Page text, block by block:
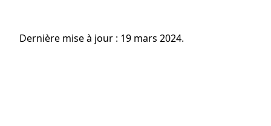
Dernière mise à jour : 19 mars 2024.